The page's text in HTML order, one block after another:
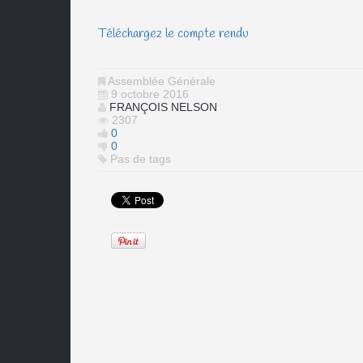
Téléchargez le compte rendu
Assemblée Générale
9 octobre 2016
FRANÇOIS NELSON
2307
0
0
Pas de tags